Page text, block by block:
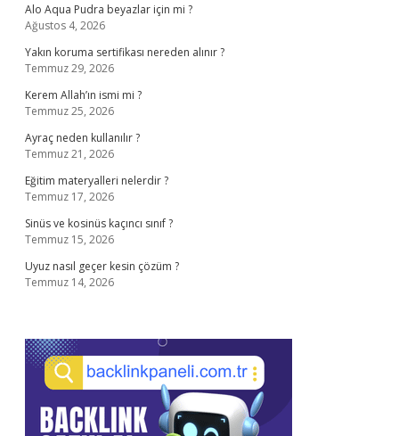
Alo Aqua Pudra beyazlar için mi ?
Ağustos 4, 2026
Yakın koruma sertifikası nereden alınır ?
Temmuz 29, 2026
Kerem Allah’ın ismi mi ?
Temmuz 25, 2026
Ayraç neden kullanılır ?
Temmuz 21, 2026
Eğitim materyalleri nelerdir ?
Temmuz 17, 2026
Sinüs ve kosinüs kaçıncı sınıf ?
Temmuz 15, 2026
Uyuz nasıl geçer kesin çözüm ?
Temmuz 14, 2026